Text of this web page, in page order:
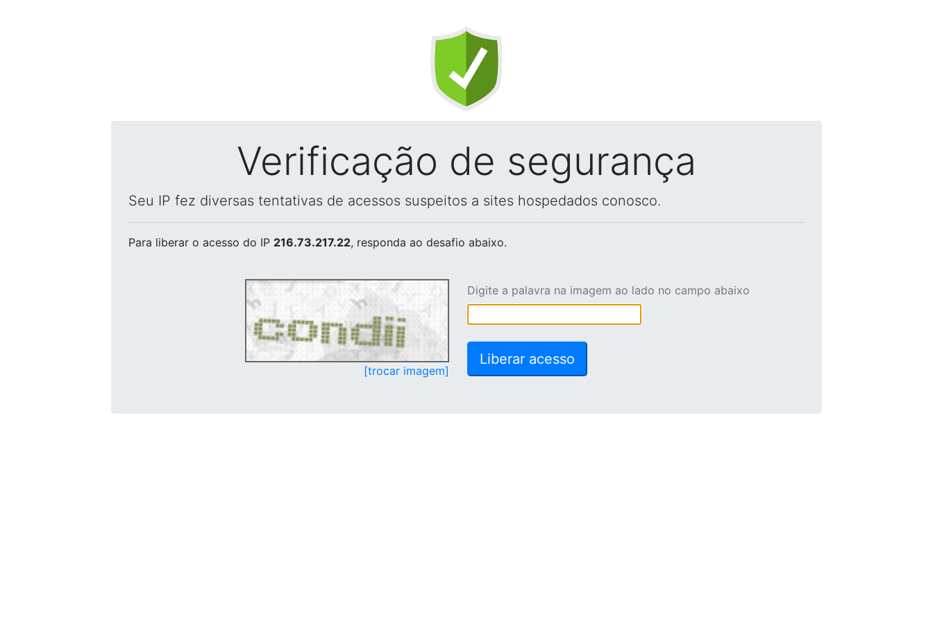
Verificação de segurança
Seu IP fez diversas tentativas de acessos suspeitos a sites hospedados conosco.
Para liberar o acesso do IP 216.73.217.22, responda ao desafio abaixo.
[trocar imagem]
Digite a palavra na imagem ao lado no campo abaixo